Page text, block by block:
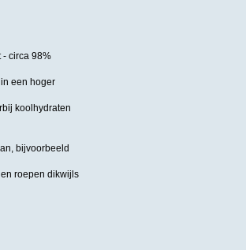
- circa 98%
een hoger
koolhydraten
bijvoorbeeld
roepen dikwijls